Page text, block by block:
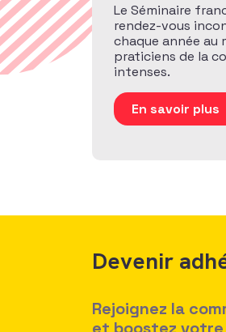
Le Séminaire
rendez-vous
chaque année au
praticiens de la
intenses.
En savoir plus
Devenir
Rejoignez la